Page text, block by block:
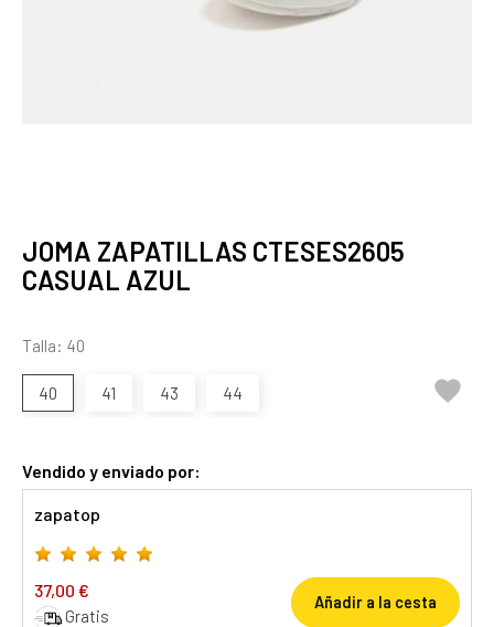
JOMA ZAPATILLAS CTESES2605
CASUAL AZUL
Talla: 40
40 41 43 44 
Vendido y enviado por:
zapatop
37,00 €
Gratis
Añadir a la cesta